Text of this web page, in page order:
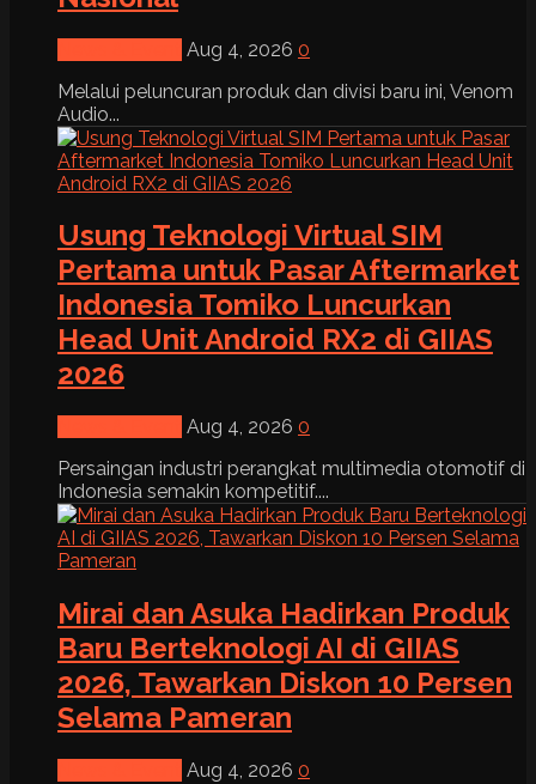
Aug 4, 2026 0
Melalui peluncuran produk dan divisi baru ini, Venom
Audio...
Usung Teknologi Virtual SIM
Pertama untuk Pasar Aftermarket
Indonesia Tomiko Luncurkan
Head Unit Android RX2 di GIIAS
2026
Aug 4, 2026 0
Persaingan industri perangkat multimedia otomotif di
Indonesia semakin kompetitif....
Mirai dan Asuka Hadirkan Produk
Baru Berteknologi AI di GIIAS
2026, Tawarkan Diskon 10 Persen
Selama Pameran
Aug 4, 2026 0